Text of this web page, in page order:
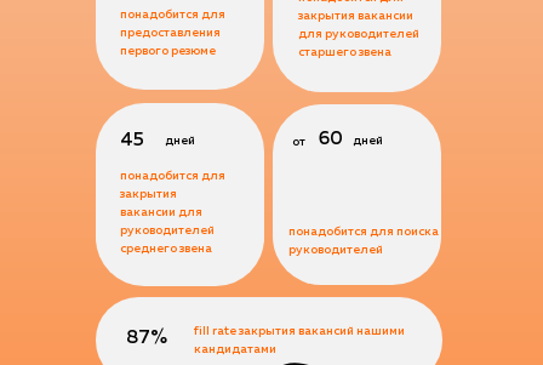
понадобится для
предоставления
первого резюме
дней
понадобится для
закрытия
вакансии для
руководителей
среднего звена
45 дней
закрытия вакансии
для руководителей
старшего звена
87%
fill rate закрытия вакансий нашими
кандидатами
60
понадобится для поиска
руководителей
от